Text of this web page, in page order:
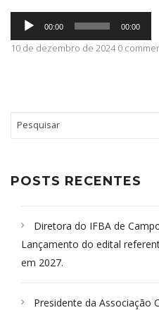
CONTATO
Tocador
áudio
00:00 00:00
10 de dezembro de 2024 0
POSTS RECENTES
Diretora do IFBA de
Lançamento do edital
em 2027.
Presidente da Associação